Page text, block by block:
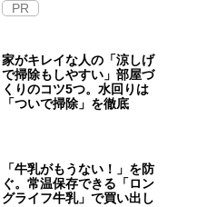
PR
家がキレイな人の「涼しげ
で掃除もしやすい」部屋づ
くりのコツ5つ。水回りは
「ついで掃除」を徹底
「牛乳がもうない！」を防
ぐ。常温保存できる「ロン
グライフ牛乳」で買い出し